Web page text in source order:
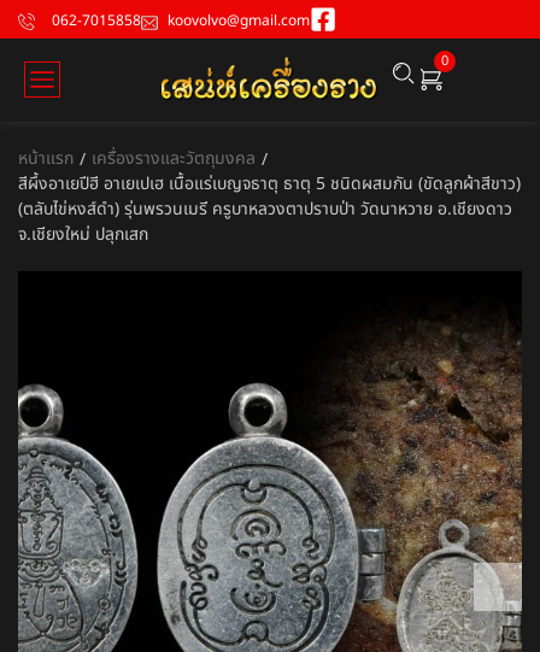
062-7015858 koovolvo@gmail.com
0
หน้าแรก / เครื่องรางและวัตถุมงคล /
สีผึ้งอาเยปีฮี อาเยเปเฮ เนื้อแร่เบญจธาตุ ธาตุ 5 ชนิดผสมกัน (ขัดลูกผ้าสีขาว)
(ตลับไข่หงส์ดำ) รุ่นพรวนเมรี ครูบาหลวงตาปราบป่า วัดนาหวาย อ.เชียงดาว
จ.เชียงใหม่ ปลุกเสก